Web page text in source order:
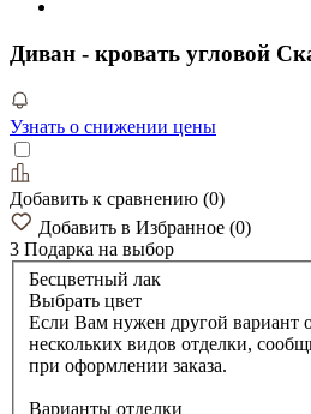
Диван - кровать угловой
Узнать о снижении цены
Добавить к сравнению (0)
Добавить в Избранное (0)
3 Подарка на выбор
Бесцветный лак
Выбрать цвет
Если Вам нужен другой вариант
нескольких видов отделки,
при оформлении заказа.
Варианты отделки